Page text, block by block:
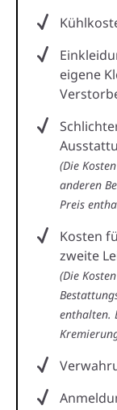
eigene
(Die
anderen
Preis
Kosten
zweite
(Die
enthalten.